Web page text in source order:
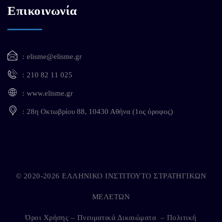
Επικοινωνία
elisme@elisme.gr
210 82 11 025
www.elisme.gr
28η Οκτωβρίου 88, 10430 Αθήνα (1ος όροφος)
© 2020-2026 ΕΛΛΗΝΙΚΟ ΙΝΣΤΙΤΟΥΤΟ ΣΤΡΑΤΗΓΙΚΩΝ
ΜΕΛΕΤΩΝ
Όροι Χρήσης – Πνευματικά Δικαιώματα – Πολιτική